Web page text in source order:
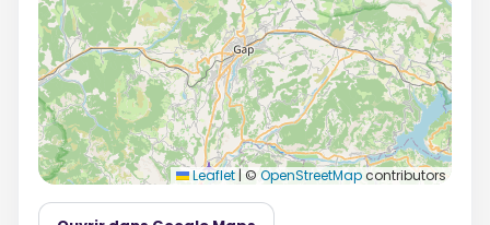
Leaflet | © OpenStreetMapcontributors